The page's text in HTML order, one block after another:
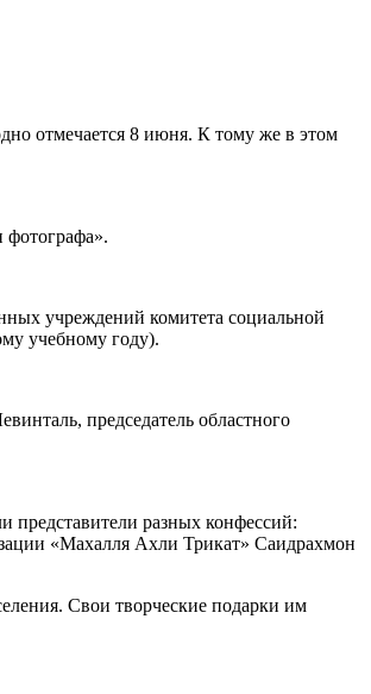
отмечается 8 июня. К тому же в этом
фотографа».
учреждений комитета социальной
учебному году).
председатель областного
представители разных конфессий:
«Махалля Ахли Трикат» Саидрахмон
Свои творческие подарки им